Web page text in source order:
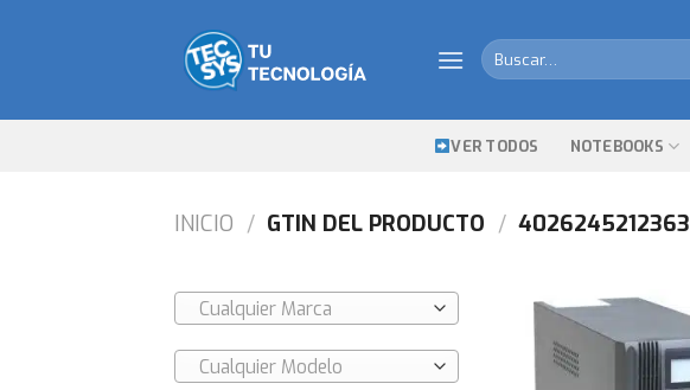
Buscar
por:
VER TODOS NOTEBOOKS
INICIO / GTIN DEL PRODUCTO / 4026245212363
Cualquier Marca
Cualquier Modelo